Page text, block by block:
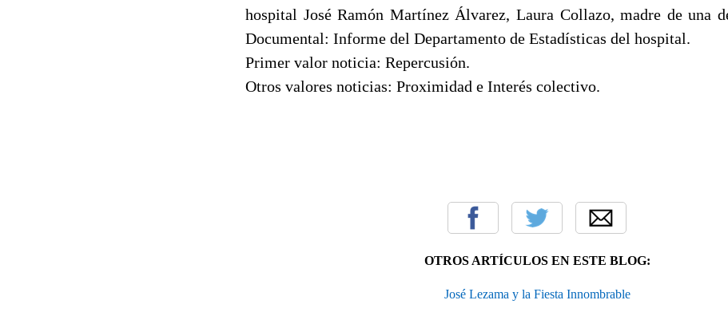
hospital José Ramón Martínez Álvarez, Laura Collazo, madre de una
Documental: Informe del Departamento de Estadísticas del hospital.
Primer valor noticia: Repercusión.
Otros valores noticias: Proximidad e Interés colectivo.
OTROS ARTÍCULOS EN ESTE BLOG:
José Lezama y la Fiesta Innombrable